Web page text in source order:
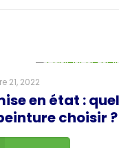
21, 2022
en état :
choisir ?